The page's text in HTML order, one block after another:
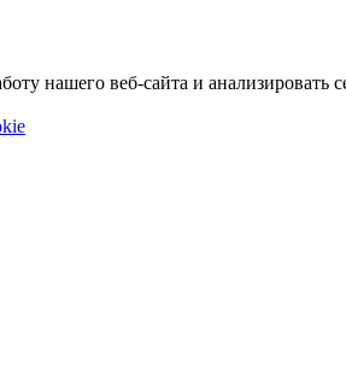
нашего веб-сайта и анализировать